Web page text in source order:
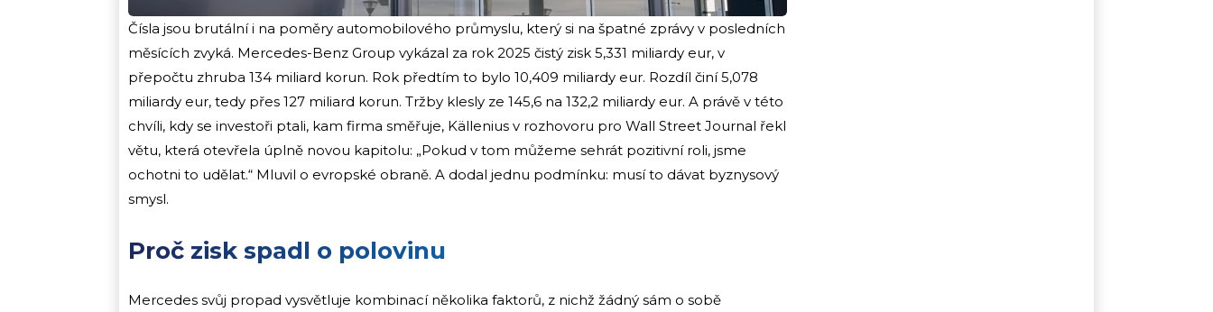
Čísla jsou brutální i na poměry automobilového průmyslu, který si na špatné zprávy v posledních
měsících zvyká. Mercedes-Benz Group vykázal za rok 2025 čistý zisk 5,331 miliardy eur, v
přepočtu zhruba 134 miliard korun. Rok předtím to bylo 10,409 miliardy eur. Rozdíl činí 5,078
miliardy eur, tedy přes 127 miliard korun. Tržby klesly ze 145,6 na 132,2 miliardy eur. A právě v této
chvíli, kdy se investoři ptali, kam firma směřuje, Källenius v rozhovoru pro Wall Street Journal řekl
větu, která otevřela úplně novou kapitolu: „Pokud v tom můžeme sehrát pozitivní roli, jsme
ochotni to udělat.“ Mluvil o evropské obraně. A dodal jednu podmínku: musí to dávat byznysový
smysl.
Proč zisk spadl o polovinu
Mercedes svůj propad vysvětluje kombinací několika faktorů, z nichž žádný sám o sobě